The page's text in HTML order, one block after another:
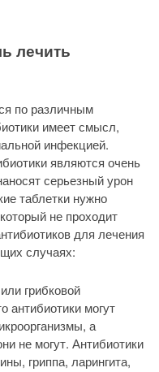
лечить
по различным
имеет смысл,
инфекцией.
являются очень
серьезный урон
таблетки нужно
не проходит
для лечения
случаях:
грибковой
антибиотики могут
а
не могут. Антибиотики
гриппа, ларингита,